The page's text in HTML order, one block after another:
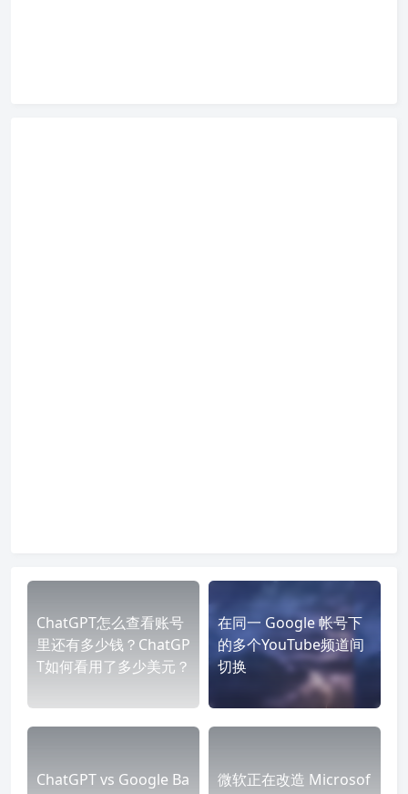
ChatGPT怎么查看账号
里还有多少钱？ChatGP
T如何看用了多少美元？
在同一 Google 帐号下
的多个YouTube频道间
切换
ChatGPT vs Google Ba
微软正在改造 Microsof